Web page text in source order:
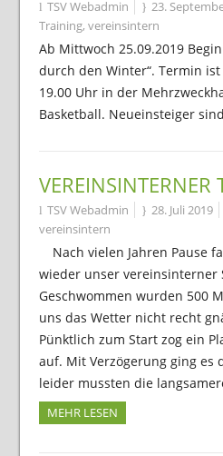
TSV Webadmin 23.
Training, vereinsintern
Ab Mittwoch 25.09.2019
durch den Winter“. Termin
19.00 Uhr in der
Basketball. Neueinsteiger
VEREINSINTERNER
TSV Webadmin 28. Juli 2019
vereinsintern
Nach vielen Jahren Pause
wieder unser vereinsinterner
Geschwommen wurden 500
uns das Wetter nicht recht
Pünktlich zum Start zog ein
auf. Mit Verzögerung ging es
leider mussten die
MEHR LESEN